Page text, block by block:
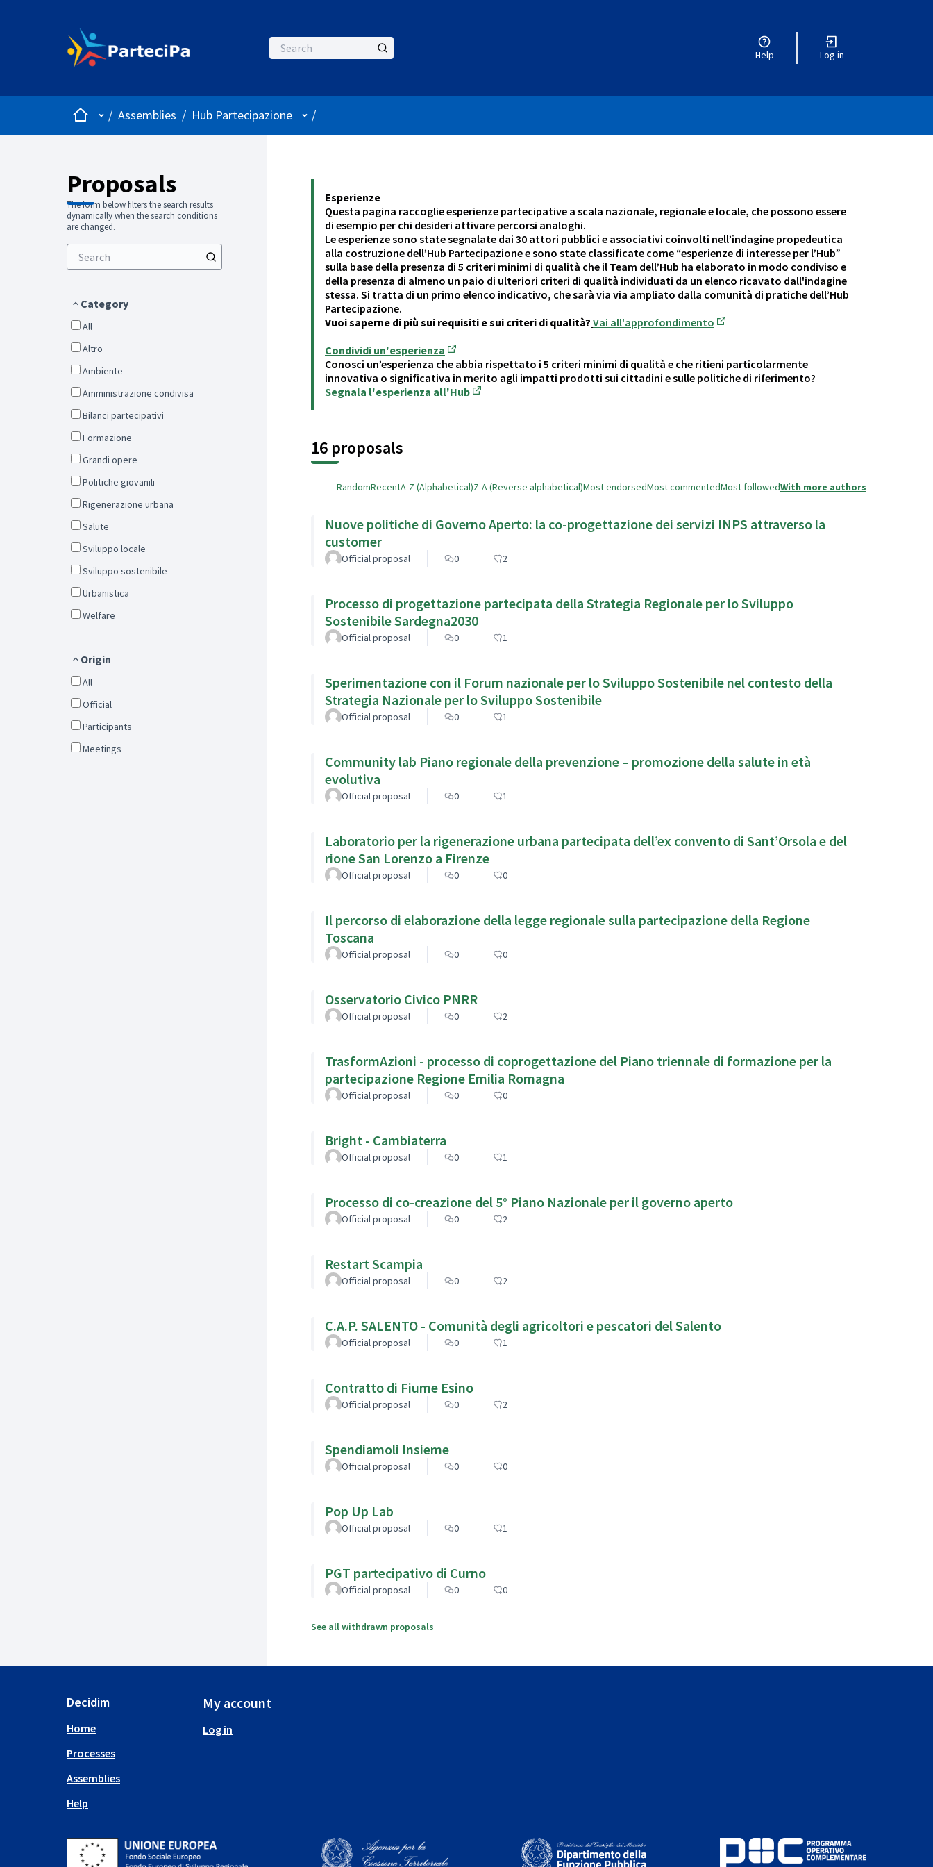
Help Log in
HomeMain menu
/ Assemblies / Hub Partecipazione User menu
/
Proposals
The form below filters the search results
dynamically when the search conditions
are changed.
Category
All
Altro
Ambiente
Amministrazione condivisa
Bilanci partecipativi
Formazione
Grandi opere
Politiche giovanili
Rigenerazione urbana
Salute
Sviluppo locale
Sviluppo sostenibile
Urbanistica
Welfare
Origin
All
Official
Participants
Meetings
Esperienze
Questa pagina raccoglie esperienze partecipative a scala nazionale, regionale e locale, che possono essere
di esempio per chi desideri attivare percorsi analoghi.
Le esperienze sono state segnalate dai 30 attori pubblici e associativi coinvolti nell’indagine propedeutica
alla costruzione dell’Hub Partecipazione e sono state classificate come “esperienze di interesse per l’Hub”
sulla base della presenza di 5 criteri minimi di qualità che il Team dell’Hub ha elaborato in modo condiviso e
della presenza di almeno un paio di ulteriori criteri di qualità individuati da un elenco ricavato dall'indagine
stessa. Si tratta di un primo elenco indicativo, che sarà via via ampliato dalla comunità di pratiche dell’Hub
Partecipazione.
Vuoi saperne di più sui requisiti e sui criteri di qualità? Vai all'approfondimento
Condividi un'esperienza
(Opens in new tab)
Conosci un’esperienza che abbia rispettato i 5 criteri minimi di qualità e che ritieni particolarmente
innovativa o significativa in merito agli impatti prodotti sui cittadini e sulle politiche di riferimento?
Segnala l'esperienza all'Hub
16 proposals
RandomRecentA-Z (Alphabetical)Z-A (Reverse alphabetical)Most endorsedMost commentedMost followedWith more authors
Nuove politiche di Governo Aperto: la co-progettazione dei servizi INPS attraverso la
customer
Official proposal 0 2
Processo di progettazione partecipata della Strategia Regionale per lo Sviluppo
Sostenibile Sardegna2030
Official proposal 0 1
Sperimentazione con il Forum nazionale per lo Sviluppo Sostenibile nel contesto della
Strategia Nazionale per lo Sviluppo Sostenibile
Official proposal 0 1
Community lab Piano regionale della prevenzione – promozione della salute in età
evolutiva
Official proposal 0 1
Laboratorio per la rigenerazione urbana partecipata dell’ex convento di Sant’Orsola e del
rione San Lorenzo a Firenze
Official proposal 0 0
Il percorso di elaborazione della legge regionale sulla partecipazione della Regione
Toscana
Official proposal 0 0
Osservatorio Civico PNRR
Official proposal 0 2
TrasformAzioni - processo di coprogettazione del Piano triennale di formazione per la
partecipazione Regione Emilia Romagna
Official proposal 0 0
Bright - Cambiaterra
Official proposal 0 1
Processo di co-creazione del 5° Piano Nazionale per il governo aperto
Official proposal 0 2
Restart Scampia
Official proposal 0 2
C.A.P. SALENTO - Comunità degli agricoltori e pescatori del Salento
Official proposal 0 1
Contratto di Fiume Esino
Official proposal 0 2
Spendiamoli Insieme
Official proposal 0 0
Pop Up Lab
Official proposal 0 1
PGT partecipativo di Curno
Official proposal 0 0
See all withdrawn proposals
Decidim
Home
Processes
Assemblies
Help
My account
Log in